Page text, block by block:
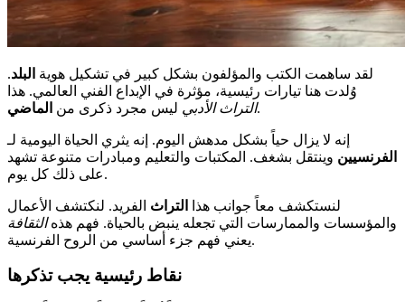
لقد ساهمت الكتب والمؤلفون بشكل كبير في تشكيل هوية البلد.
وُلدت هنا تيارات رئيسية، مؤثرة في الإبداع الفني العالمي. هذا
التراث الأدبي ليس مجرد ذكرى من الماضي .
إنه لا يزال حياً بشكل مدهش اليوم. إنه يثري الحياة اليومية لـ
الفرنسيين وينتقل بشغف. المكتبات والتعليم ومبادرات متنوعة تشهد
على ذلك كل يوم.
لنستكشف معاً جوانب هذا التراث الفريد. لنكتشف الأعمال
والمؤسسات والممارسات التي تجعله ينبض بالحياة. فهم هذهالثقافة
يعني فهم جزء أساسي من الروح الفرنسية.
نقاط رئيسية يجب تذكرها